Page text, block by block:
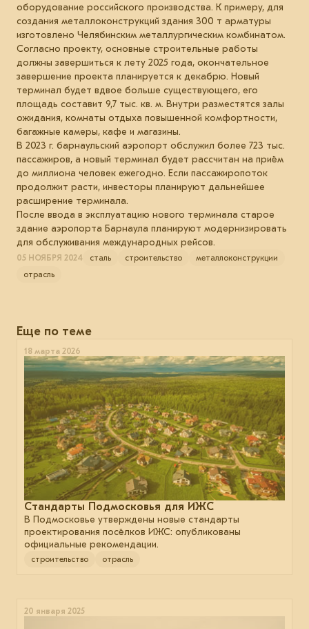
оборудование российского производства. К примеру, для
создания металлоконструкций здания 300 т арматуры
изготовлено Челябинским металлургическим комбинатом.
Согласно проекту, основные строительные работы
должны завершиться к лету 2025 года, окончательное
завершение проекта планируется к декабрю. Новый
терминал будет вдвое больше существующего, его
площадь составит 9,7 тыс. кв. м. Внутри разместятся залы
ожидания, комнаты отдыха повышенной комфортности,
багажные камеры, кафе и магазины.
В 2023 г. барнаульский аэропорт обслужил более 723 тыс.
пассажиров, а новый терминал будет рассчитан на приём
до миллиона человек ежегодно. Если пассажиропоток
продолжит расти, инвесторы планируют дальнейшее
расширение терминала.
После ввода в эксплуатацию нового терминала старое
здание аэропорта Барнаула планируют модернизировать
для обслуживания международных рейсов.
05 НОЯБРЯ 2024 сталь строительство
металлоконструкции
отрасль
Еще по теме
18 марта 2026
Стандарты Подмосковья для ИЖС
В Подмосковье утверждены новые стандарты
проектирования посёлков ИЖС: опубликованы
официальные рекомендации.
строительство отрасль
20 января 2025